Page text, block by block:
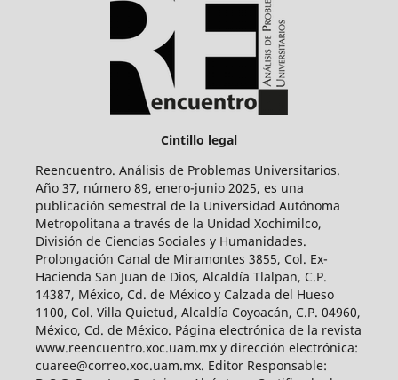
Cintillo legal
Reencuentro. Análisis de Problemas Universitarios.
Año 37, número 89, enero-junio 2025, es una
publicación semestral de la Universidad Autónoma
Metropolitana a través de la Unidad Xochimilco,
División de Ciencias Sociales y Humanidades.
Prolongación Canal de Miramontes 3855, Col. Ex-
Hacienda San Juan de Dios, Alcaldía Tlalpan, C.P.
14387, México, Cd. de México y Calzada del Hueso
1100, Col. Villa Quietud, Alcaldía Coyoacán, C.P. 04960,
México, Cd. de México. Página electrónica de la revista
www.reencuentro.xoc.uam.mx y dirección electrónica:
cuaree@correo.xoc.uam.mx. Editor Responsable: